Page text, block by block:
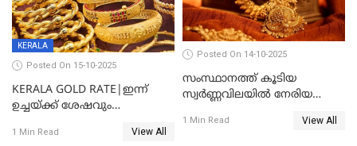
KERALA
Posted On 15-10-2025
KERALA GOLD RATE|ഇന്ന്
ഉച്ചയ്ക്ക് ശേഷവും
പവന് കൂടിയത് 400 രൂപ
1 Min Read View All
Posted On 14-10-2025
സംസ്ഥാനത്ത് കൂടിയ
സ്വർണ്ണവിലയിൽ നേരിയ
1 Min Read View All